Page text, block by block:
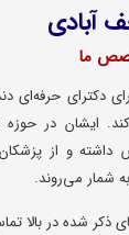
آبادی
ما
دکترای حرفه‌ای
ایشان در حوزه
و از پزشکان
شمار می‌روند.
ذکر شده در بالا